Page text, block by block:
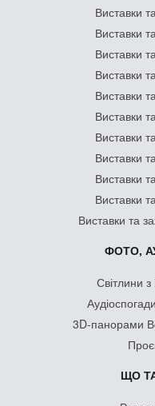
Виставки
Виставки
Виставки
Виставки
Виставки
Виставки
Виставки
Виставки
Виставки
Виставки
Виставки та
ФОТО,
Світлини з
3D-панорами
ЩО